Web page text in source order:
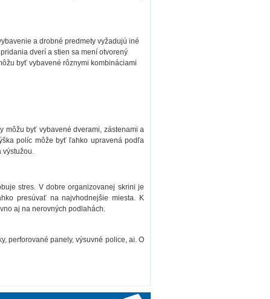
a drobné predmety vyžadujú iné
dverí a stien sa mení otvorený
byť vybavené rôznymi kombináciami
môžu byť vybavené dverami, zástenami a
políc môže byť ľahko upravená podľa
výstužou.
stres. V dobre organizovanej skrini je
presúvať na najvhodnejšie miesta. K
aj na nerovných podlahách.
perforované panely, výsuvné police, ai. O